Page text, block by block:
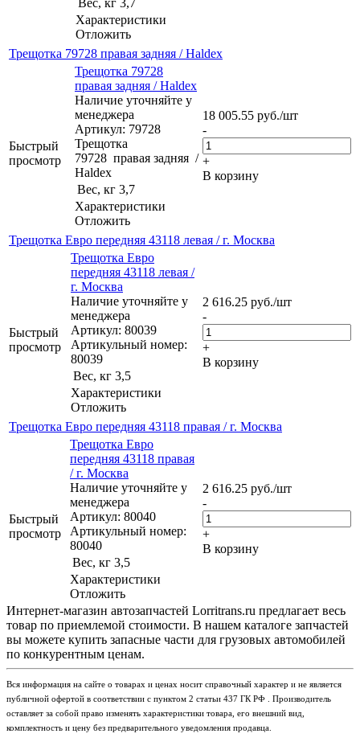
Вес, кг 3,7
Характеристики
Отложить
Трещoтка 79728 правая задняя / Haldex
Быстрый
просмотр
Трещoтка 79728
правая задняя / Haldex
Наличие уточняйте у
менеджера
Артикул: 79728
Трещoтка
79728 правая задняя /
Haldex
Вес, кг 3,7
Характеристики
Отложить
18 005.55 руб./шт
-
+
В корзину
Трещотка Евро передняя 43118 левая / г. Москва
Быстрый
просмотр
Трещотка Евро
передняя 43118 левая /
г. Москва
Наличие уточняйте у
менеджера
Артикул: 80039
Артикульный номер:
80039
Вес, кг 3,5
Характеристики
Отложить
2 616.25 руб./шт
-
+
В корзину
Трещотка Евро передняя 43118 правая / г. Москва
Быстрый
просмотр
Трещотка Евро
передняя 43118 правая
/ г. Москва
Наличие уточняйте у
менеджера
Артикул: 80040
Артикульный номер:
80040
Вес, кг 3,5
Характеристики
Отложить
2 616.25 руб./шт
-
+
В корзину
Интернет-магазин автозапчастей Lorritrans.ru предлагает весь
товар по приемлемой стоимости. В нашем каталоге запчастей
вы можете купить запасные части для грузовых автомобилей
по конкурентным ценам.
Вся информация на сайте о товарах и ценах носит справочный характер и не является
публичной офертой в соответствии с пунктом 2 статьи 437 ГК РФ . Производитель
оставляет за собой право изменять характеристики товара, его внешний вид,
комплектность и цену без предварительного уведомления продавца.